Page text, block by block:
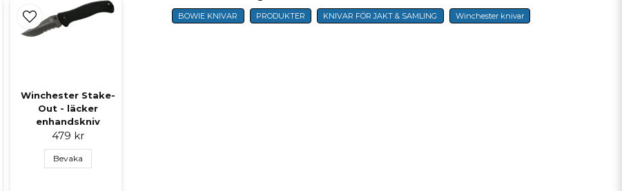
för 1 år sedan
Winchester Stake-
Out - läcker
enhandskniv
479 kr
Bevaka
BOWIE KNIVAR PRODUKTER KNIVAR FÖR JAKT & SAMLING Winchester knivar